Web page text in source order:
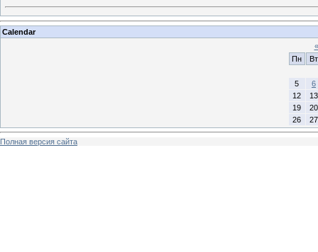
Calendar
«
Пн
Вт
5
6
12
13
19
20
26
27
Полная версия сайта